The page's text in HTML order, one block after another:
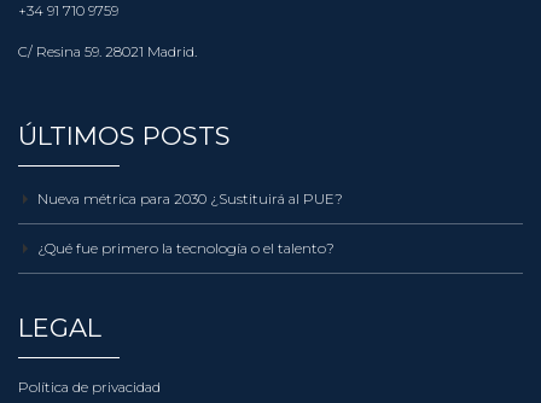
+34 91 710 9759
C/ Resina 59. 28021 Madrid.
ÚLTIMOS POSTS
Nueva métrica para 2030 ¿Sustituirá al PUE?
¿Qué fue primero la tecnología o el talento?
LEGAL
Política de privacidad